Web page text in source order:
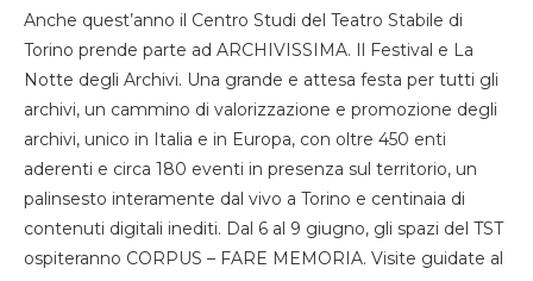
Anche quest’anno il Centro Studi del Teatro Stabile di
Torino prende parte ad ARCHIVISSIMA. Il Festival e La
Notte degli Archivi. Una grande e attesa festa per tutti gli
archivi, un cammino di valorizzazione e promozione degli
archivi, unico in Italia e in Europa, con oltre 450 enti
aderenti e circa 180 eventi in presenza sul territorio, un
palinsesto interamente dal vivo a Torino e centinaia di
contenuti digitali inediti. Dal 6 al 9 giugno, gli spazi del TST
ospiteranno CORPUS – FARE MEMORIA. Visite guidate al